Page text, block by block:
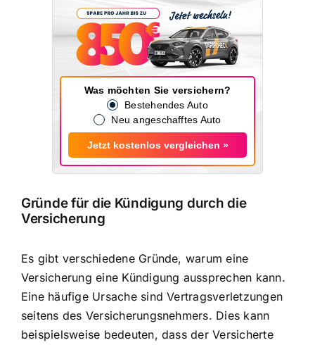
Was möchten Sie versichern?
Bestehendes Auto
Neu angeschafftes Auto
Jetzt kostenlos vergleichen »
Gründe für die Kündigung durch die
Versicherung
Es gibt verschiedene Gründe, warum eine
Versicherung eine Kündigung aussprechen kann.
Eine häufige Ursache sind Vertragsverletzungen
seitens des Versicherungsnehmers. Dies kann
beispielsweise bedeuten, dass der Versicherte